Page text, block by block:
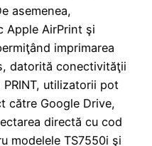
asemenea,
Apple AirPrint şi
imprimarea
datorită conectivităţii
utilizatorii pot
către Google Drive,
directă cu cod
modelele TS7550i şi